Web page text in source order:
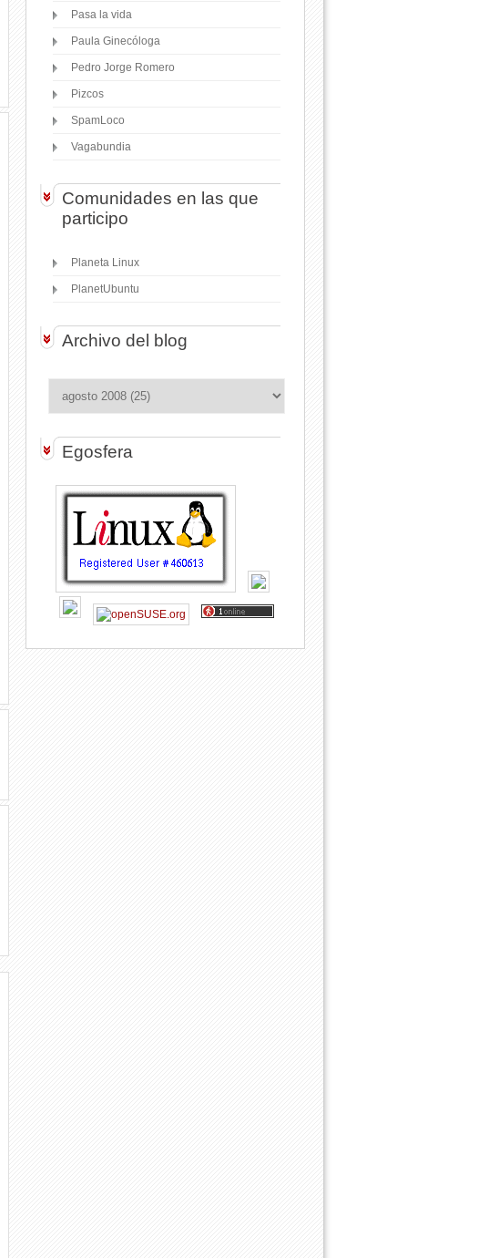
Pasa la vida
Paula Ginecóloga
Pedro Jorge Romero
Pizcos
SpamLoco
Vagabundia
Comunidades en las que
participo
Planeta Linux
PlanetUbuntu
Archivo del blog
Egosfera